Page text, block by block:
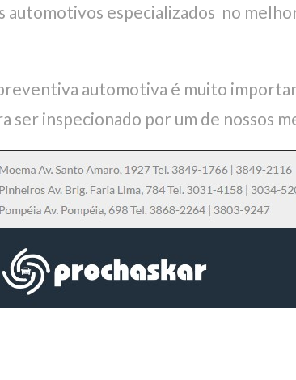
automotivos especializados no
automotiva é muito
ser inspecionado por um de nossos